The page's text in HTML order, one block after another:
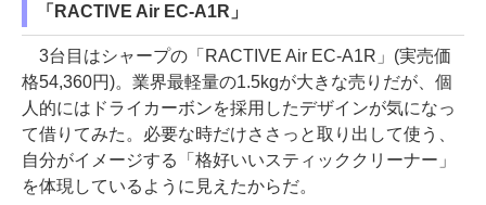
「RACTIVE Air EC-A1R」
3台目はシャープの「RACTIVE Air EC-A1R」(実売価
格54,360円)。業界最軽量の1.5kgが大きな売りだが、個
人的にはドライカーボンを採用したデザインが気になっ
て借りてみた。必要な時だけささっと取り出して使う、
自分がイメージする「格好いいスティッククリーナー」
を体現しているように見えたからだ。